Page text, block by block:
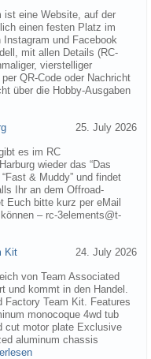
ist eine Website, auf der
einen festen Platz im
und Facebook
mit allen Details (RC-
vierstelliger
QR-Code oder Nachricht
über die Hobby-Ausgaben
25. July 2026
es im RC
wieder das “Das
& Muddy” und findet
Ihr an dem Offroad-
Euch bitte kurz per eMail
– rc-3elements@t-
Kit 24. July 2026
von Team Associated
und kommt in den Handel.
Factory Team Kit. Features
monocoque 4wd tub
cut motor plate Exclusive
aluminum chassis